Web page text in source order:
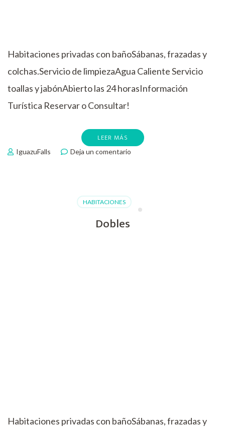
Habitaciones privadas con bañoSábanas, frazadas y
colchas.Servicio de limpiezaAgua Caliente Servicio
toallas y jabónAbierto las 24 horasInformación
Turística Reservar o Consultar!
LEER MÁS
IguazuFalls Deja un comentario
HABITACIONES
Dobles
Habitaciones privadas con bañoSábanas, frazadas y